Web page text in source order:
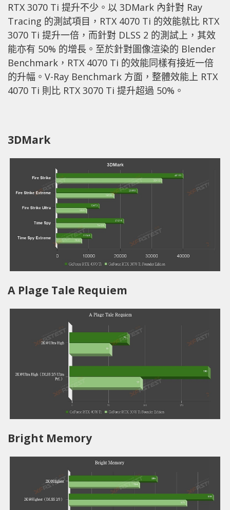
RTX 3070 Ti 提升不少。以 3DMark 內針對 Ray
Tracing 的測試項目，RTX 4070 Ti 的效能就比 RTX
3070 Ti 提升一倍，而針對 DLSS 2 的測試上，其效
能亦有 50% 的增長。至於針對圖像渲染的 Blender
Benchmark，RTX 4070 Ti 的效能同樣有接近一倍
的升幅。V-Ray Benchmark 方面，整體效能上 RTX
4070 Ti 則比 RTX 3070 Ti 提升超過 50%。
3DMark
A Plage Tale Requiem
Bright Memory